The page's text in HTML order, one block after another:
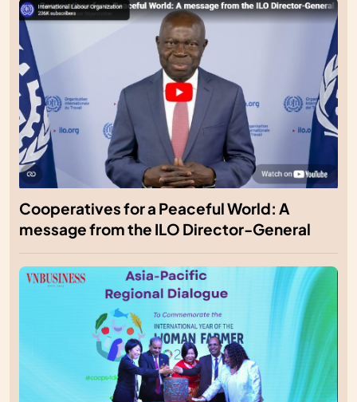
Cooperatives for a Peaceful World: A
message from the ILO Director-General